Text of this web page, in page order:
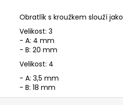
Obratlík s kroužkem slouží
Velikost: 3
- A: 4 mm
- B: 20 mm
Velikost: 4
- A: 3,5 mm
- B: 18 mm